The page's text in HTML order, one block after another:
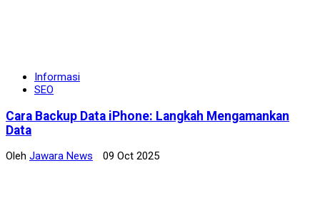
Informasi
SEO
Cara Backup Data iPhone: Langkah Mengamankan
Data
Oleh Jawara News 09 Oct 2025